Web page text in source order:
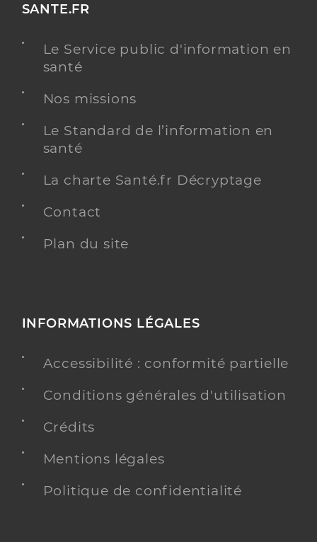
SANTE.FR
Le Service public d'information en
santé
Nos missions
Le Standard de l’information en
santé
La charte Santé.fr Décryptage
Contact
Plan du site
INFORMATIONS LÉGALES
Accessibilité : conformité partielle
Conditions générales d'utilisation
Crédits
Mentions légales
Politique de confidentialité